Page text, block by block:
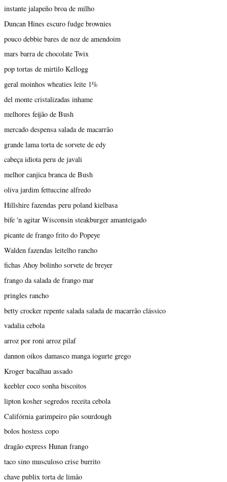
instante jalapeño broa de milho
Duncan Hines escuro fudge brownies
pouco debbie bares de noz de amendoim
mars barra de chocolate Twix
pop tortas de mirtilo Kellogg
geral moinhos wheaties leite 1%
del monte cristalizadas inhame
melhores feijão de Bush
mercado despensa salada de macarrão
grande lama torta de sorvete de edy
cabeça idiota peru de javali
melhor canjica branca de Bush
oliva jardim fettuccine alfredo
Hillshire fazendas peru poland kielbasa
bife 'n agitar Wisconsin steakburger amanteigado
picante de frango frito do Popeye
Walden fazendas leitelho rancho
fichas Ahoy bolinho sorvete de breyer
frango da salada de frango mar
pringles rancho
betty crocker repente salada salada de macarrão clássico
vadalia cebola
arroz por roni arroz pilaf
dannon oikos damasco manga iogurte grego
Kroger bacalhau assado
keebler coco sonha biscoitos
lipton kosher segredos receita cebola
Califórnia garimpeiro pão sourdough
bolos hostess copo
dragão express Hunan frango
taco sino musculoso crise burrito
chave publix torta de limão